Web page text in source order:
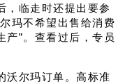
，临走时还提出要参
玛不希望出售给消费
产”。查看过后，专员
沃尔玛订单。高标准